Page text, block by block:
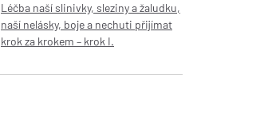
Léčba naší slinivky, sleziny a žaludku,
naší nelásky, boje a nechuti přijímat
krok za krokem – krok I.